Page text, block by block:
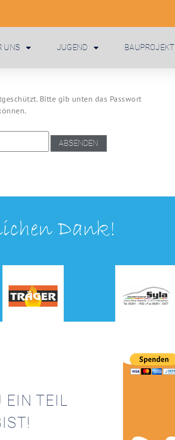
UNS JUGEND BAUPROJEKT
Bitte gib unten das Passwort
Dank!
EIN TEIL